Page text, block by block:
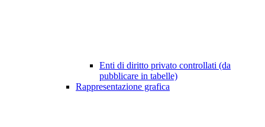
Enti di diritto privato controllati (da
pubblicare in tabelle)
Rappresentazione grafica